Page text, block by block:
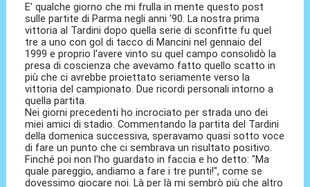
E' qualche giorno che mi frulla in mente questo post
sulle partite di Parma negli anni '90. La nostra prima
vittoria al Tardini dopo quella serie di sconfitte fu quel
tre a uno con gol di tacco di Mancini nel gennaio del
1999 e proprio l'avere vinto su quel campo consolidò la
presa di coscienza che avevamo fatto quello scatto in
più che ci avrebbe proiettato seriamente verso la
vittoria del campionato. Due ricordi personali intorno a
quella partita.
Nei giorni precedenti ho incrociato per strada uno dei
miei amici di stadio. Commentando la partita del Tardini
della domenica successiva, speravamo quasi sotto voce
di fare un punto che ci sembrava un risultato positivo.
Finché poi non l'ho guardato in faccia e ho detto: "Ma
quale pareggio, andiamo a fare i tre punti!", come se
dovessimo giocare noi. Là per là mi sembrò più che altro